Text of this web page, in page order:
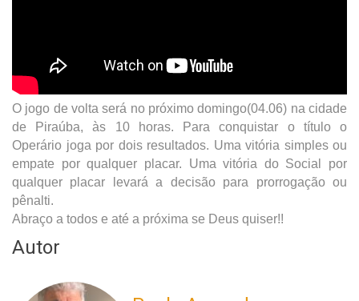
O jogo de volta será no próximo domingo(04.06) na cidade
de Piraúba, às 10 horas. Para conquistar o título o
Operário joga por dois resultados. Uma vitória simples ou
empate por qualquer placar. Uma vitória do Social por
qualquer placar levará a decisão para prorrogação ou
pênalti.
Abraço a todos e até a próxima se Deus quiser!!
Autor